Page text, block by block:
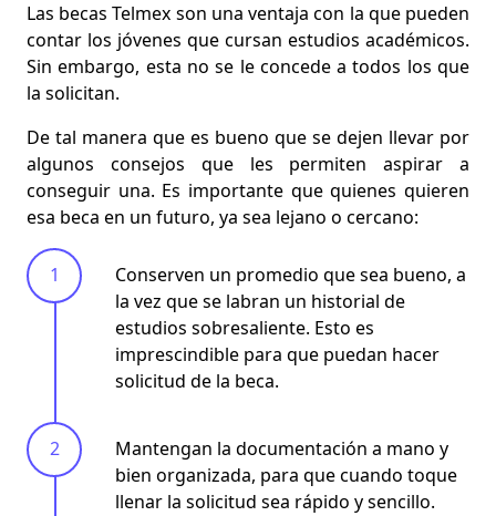
Las becas Telmex son una ventaja con la que pueden
contar los jóvenes que cursan estudios académicos.
Sin embargo, esta no se le concede a todos los que
la solicitan.
De tal manera que es bueno que se dejen llevar por
algunos consejos que les permiten aspirar a
conseguir una. Es importante que quienes quieren
esa beca en un futuro, ya sea lejano o cercano:
Conserven un promedio que sea bueno, a
la vez que se labran un historial de
estudios sobresaliente. Esto es
imprescindible para que puedan hacer
solicitud de la beca.
Mantengan la documentación a mano y
bien organizada, para que cuando toque
llenar la solicitud sea rápido y sencillo.